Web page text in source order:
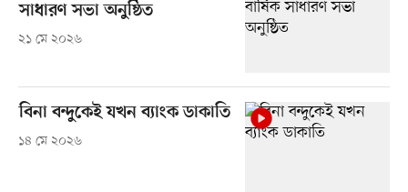
সাধারণ সভা অনুষ্ঠিত
২১ মে ২০২৬
বিনা বন্দুকেই যখন ব্যাংক ডাকাতি
১৪ মে ২০২৬